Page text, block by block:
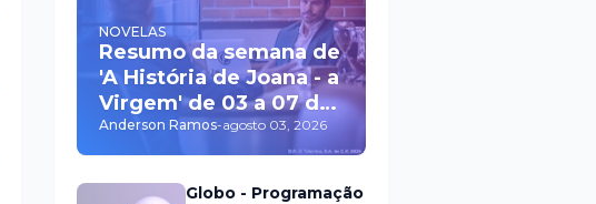
NOVELAS
Resumo da semana de
'A História de Joana - a
Virgem' de 03 a 07 de
agosto
Anderson Ramos-agosto 03, 2026
Globo - Programação